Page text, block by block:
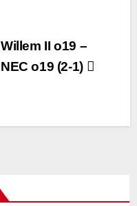
Willem II o19 –
NEC o19 (2-1)